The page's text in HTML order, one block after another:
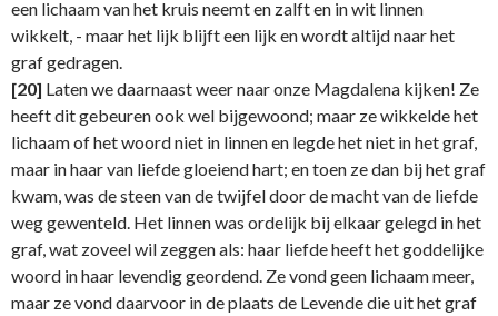
een lichaam van het kruis neemt en zalft en in wit linnen
wikkelt, - maar het lijk blijft een lijk en wordt altijd naar het
graf gedragen.
[20] Laten we daarnaast weer naar onze Magdalena kijken! Ze
heeft dit gebeuren ook wel bijgewoond; maar ze wikkelde het
lichaam of het woord niet in linnen en legde het niet in het graf,
maar in haar van liefde gloeiend hart; en toen ze dan bij het graf
kwam, was de steen van de twijfel door de macht van de liefde
weg gewenteld. Het linnen was ordelijk bij elkaar gelegd in het
graf, wat zoveel wil zeggen als: haar liefde heeft het goddelijke
woord in haar levendig geordend. Ze vond geen lichaam meer,
maar ze vond daarvoor in de plaats de Levende die uit het graf